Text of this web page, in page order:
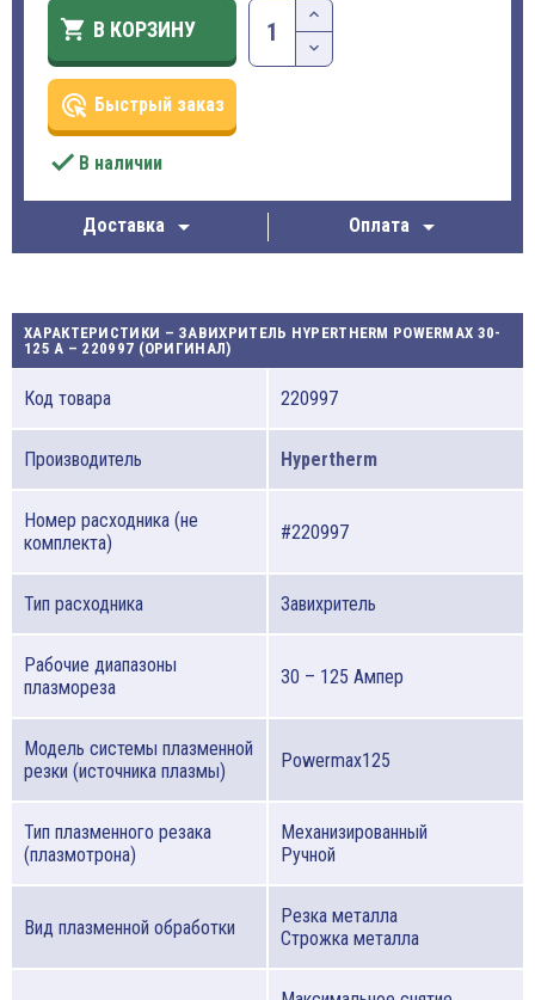
 В КОРЗИНУ
ads_click Быстрый заказ
 В наличии
Доставка  Оплата 
ХАРАКТЕРИСТИКИ – ЗАВИХРИТЕЛЬ HYPERTHERM POWERMAX 30-
125 A – 220997 (ОРИГИНАЛ)
Код товара 220997
Производитель Hypertherm
Номер расходника (не
комплекта)
#220997
Тип расходника Завихритель
Рабочие диапазоны
плазмореза
30 – 125 Ампер
Модель системы плазменной
резки (источника плазмы)
Powermax125
Тип плазменного резака
(плазмотрона)
Механизированный
Ручной
Вид плазменной обработки
Резка металла
Строжка металла